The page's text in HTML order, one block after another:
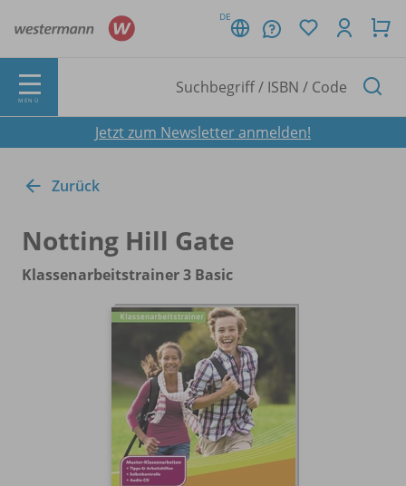
DE
MENÜ
Jetzt zum Newsletter anmelden!
Zurück
Notting Hill Gate
Klassenarbeitstrainer 3 Basic